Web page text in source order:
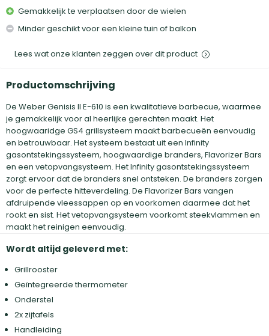
Gemakkelijk te verplaatsen door de wielen
Minder geschikt voor een kleine tuin of balkon
Lees wat onze klanten zeggen over dit product
Productomschrijving
De Weber Genisis II E-610 is een kwalitatieve barbecue, waarmee
je gemakkelijk voor al heerlijke gerechten maakt. Het
hoogwaaridge GS4 grillsysteem maakt barbecueën eenvoudig
en betrouwbaar. Het systeem bestaat uit een Infinity
gasontstekingssysteem, hoogwaardige branders, Flavorizer Bars
en een vetopvangsysteem. Het Infinity gasontstekingssysteem
zorgt ervoor dat de branders snel ontsteken. De branders zorgen
voor de perfecte hitteverdeling. De Flavorizer Bars vangen
afdruipende vleessappen op en voorkomen daarmee dat het
rookt en sist. Het vetopvangsysteem voorkomt steekvlammen en
maakt het reinigen eenvoudig.
Wordt altijd geleverd met:
Grillrooster
Geïntegreerde thermometer
Onderstel
2x zijtafels
Handleiding